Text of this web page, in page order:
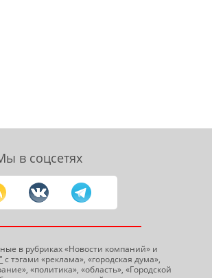
в соцсетях
в рубриках «Новости компаний» и
с тэгами «реклама», «городская дума»,
«политика», «область», «Городской